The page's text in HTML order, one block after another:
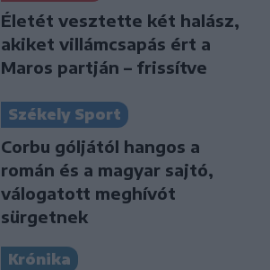
Életét vesztette két halász,
akiket villámcsapás ért a
Maros partján – frissítve
Székely Sport
Corbu góljától hangos a
román és a magyar sajtó,
válogatott meghívót
sürgetnek
Krónika